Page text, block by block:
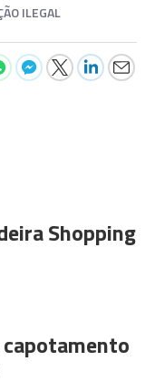
ILEGAL
Shopping